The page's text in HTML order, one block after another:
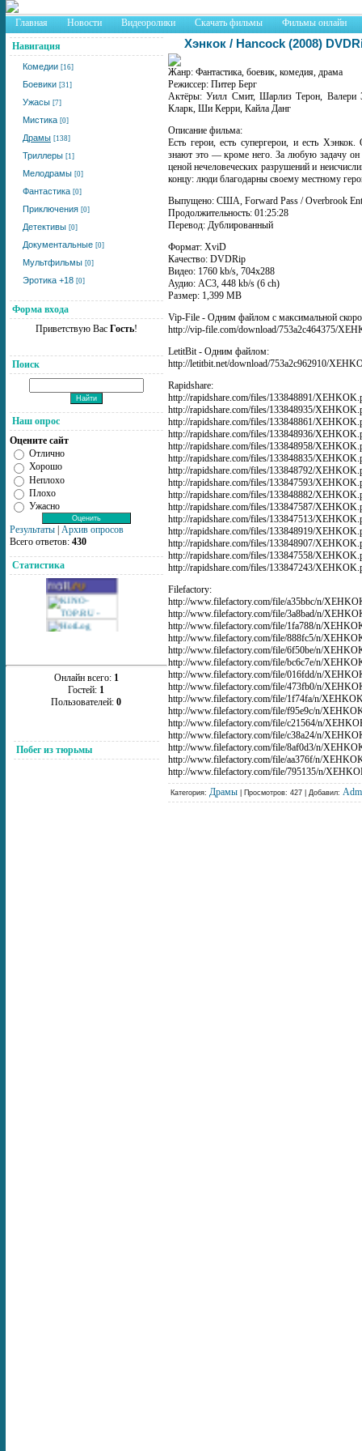
Главная Новости Видеоролики Скачать фильмы Фильмы онлайн
Навигация
Комедии [16]
Боевики [31]
Ужасы [7]
Мистика [0]
Драмы [138]
Триллеры [1]
Мелодрамы [0]
Фантастика [0]
Приключения [0]
Детективы [0]
Документальные [0]
Мультфильмы [0]
Эротика +18 [0]
Форма входа
Приветствую Вас Гость!
Поиск
Наш опрос
Оцените сайт
Отлично
Хорошо
Неплохо
Плохо
Ужасно
Результаты Архив опросов
Всего ответов: 430
Статистика
Онлайн всего: 1
Гостей: 1
Пользователей:0
Побег из тюрьмы
Хэнкок / Hancock (2008)
Жанр: Фантастика, боевик, комедия, драма
Режиссер: Питер Берг
Актёры: Уилл Смит, Шарлиз Терон, Валери
Кларк, Ши Керри, Кайла Данг
Описание фильма:
Есть герои, есть супергерои, и есть Хэнкок.
знают это — кроме него. За любую задачу
ценой нечеловеческих разрушений и
концу: люди благодарны своему местному
Выпущено: США, Forward Pass / Overbrook
Продолжительность: 01:25:28
Перевод: Дублированный
Формат: XviD
Качество: DVDRip
Видео: 1760 kb/s, 704x288
Аудио: AC3, 448 kb/s (6 ch)
Размер: 1,399 MB
Vip-File - Одним файлом с максимальной
http://vip-file.com/download/753a2c464375/
LetitBit - Одним файлом:
http://letitbit.net/download/753a2c962910/
Rapidshare:
http://rapidshare.com/files/133848891/
http://rapidshare.com/files/133848935/
http://rapidshare.com/files/133848861/
http://rapidshare.com/files/133848936/
http://rapidshare.com/files/133848958/
http://rapidshare.com/files/133848835/
http://rapidshare.com/files/133848792/
http://rapidshare.com/files/133847593/
http://rapidshare.com/files/133848882/
http://rapidshare.com/files/133847587/
http://rapidshare.com/files/133847513/
http://rapidshare.com/files/133848919/
http://rapidshare.com/files/133848907/
http://rapidshare.com/files/133847558/
http://rapidshare.com/files/133847243/
Filefactory:
http://www.filefactory.com/file/a35bbc/n/
http://www.filefactory.com/file/3a8bad/n/
http://www.filefactory.com/file/1fa788/n/
http://www.filefactory.com/file/888fc5/n/
http://www.filefactory.com/file/6f50be/n/
http://www.filefactory.com/file/bc6c7e/n/
http://www.filefactory.com/file/016fdd/n/
http://www.filefactory.com/file/473fb0/n/
http://www.filefactory.com/file/1f74fa/n/
http://www.filefactory.com/file/f95e9c/n/
http://www.filefactory.com/file/c21564/n/
http://www.filefactory.com/file/c38a24/n/
http://www.filefactory.com/file/8af0d3/n/
http://www.filefactory.com/file/aa376f/n/
http://www.filefactory.com/file/795135/n/
Категория: Драмы | Просмотров: 427 | Добавил: